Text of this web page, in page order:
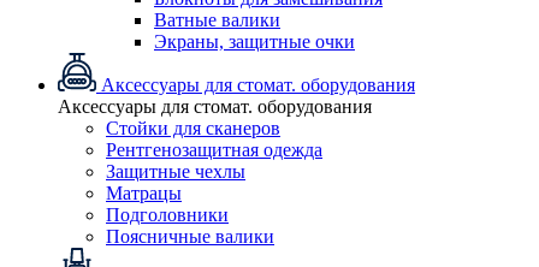
Ватные валики
Экраны, защитные очки
Аксессуары для стомат. оборудования
Аксессуары для стомат. оборудования
Стойки для сканеров
Рентгенозащитная одежда
Защитные чехлы
Матрацы
Подголовники
Поясничные валики